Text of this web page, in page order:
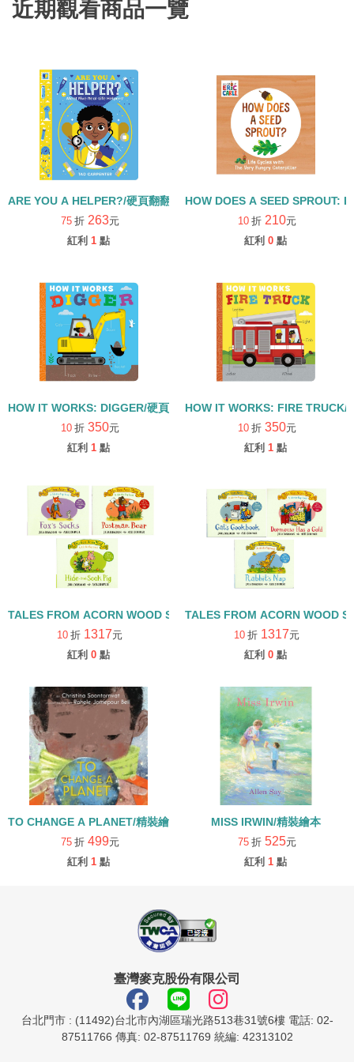
近期觀看商品一覽
ARE YOU A HELPER?/硬頁翻翻書
75 折 263元
紅利 1 點
HOW DOES A SEED SPROUT:
10 折 210元
紅利 0 點
HOW IT WORKS: DIGGER/硬頁書
10 折 350元
紅利 1 點
HOW IT WORKS: FIRE TRUCK/
10 折 350元
紅利 1 點
TALES FROM ACORN WOOD STORY COLLECTION 觀察探索組/
10 折 1317元
紅利 0 點
TALES FROM ACORN WOOD
10 折 1317元
紅利 0 點
TO CHANGE A PLANET/精裝繪本
75 折 499元
紅利 1 點
MISS IRWIN/精裝繪本
75 折 525元
紅利 1 點
臺灣麥克股份有限公司
台北門市 : (11492)台北市內湖區瑞光路513巷31號6樓 電話: 02-
87511766 傳真: 02-87511769 統編: 42313102